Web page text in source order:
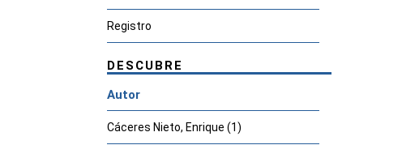
Registro
DESCUBRE
Autor
Cáceres Nieto, Enrique (1)